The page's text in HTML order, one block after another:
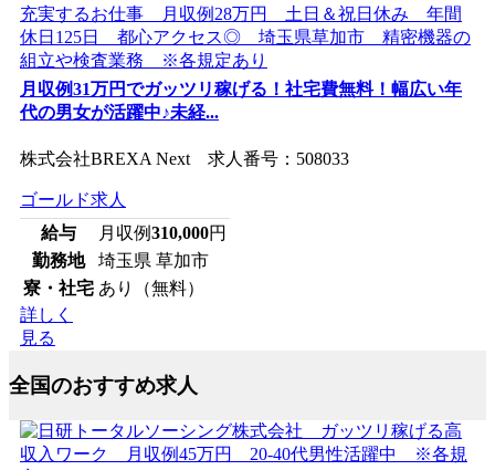
月収例31万円でガッツリ稼げる！社宅費無料！幅広い年
代の男女が活躍中♪未経...
株式会社BREXA Next 求人番号：508033
ゴールド求人
給与
月収例310,000円
勤務地
埼玉県 草加市
寮・社宅 あり（無料）
詳しく
見る
全国のおすすめ求人